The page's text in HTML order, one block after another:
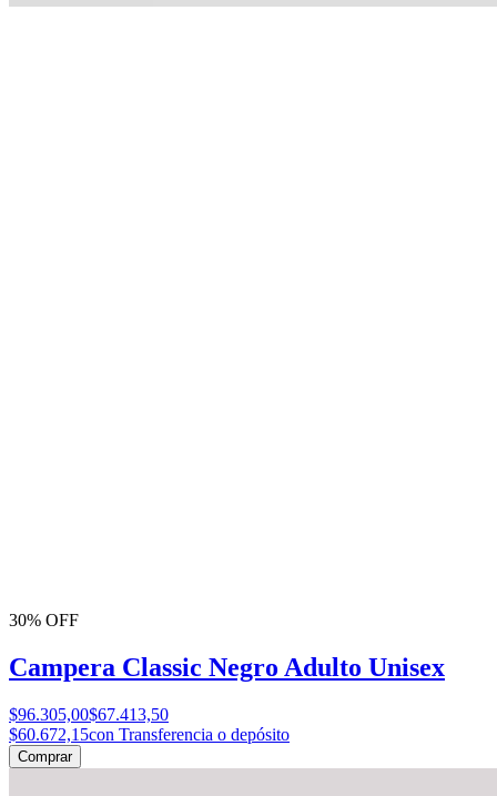
30% OFF
Campera Classic Negro Adulto Unisex
$96.305,00$67.413,50
$60.672,15con Transferencia o depósito
Comprar